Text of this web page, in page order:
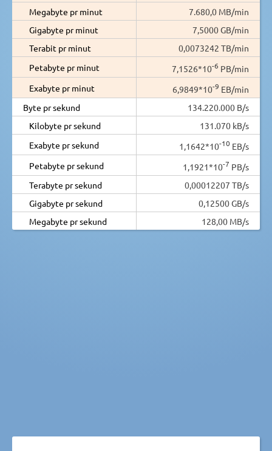
Megabyte pr minut
7.680,0 MB/min
Gigabyte pr minut
7,5000 GB/min
Terabit pr minut
0,0073242 TB/min
Petabyte pr minut
7,1526*10-6 PB/min
Exabyte pr minut
6,9849*10-9 EB/min
Byte pr sekund
134.220.000 B/s
Kilobyte pr sekund
131.070 kB/s
Exabyte pr sekund
1,1642*10-10 EB/s
Petabyte pr sekund
1,1921*10-7 PB/s
Terabyte pr sekund
0,00012207 TB/s
Gigabyte pr sekund
0,12500 GB/s
Megabyte pr sekund
128,00 MB/s